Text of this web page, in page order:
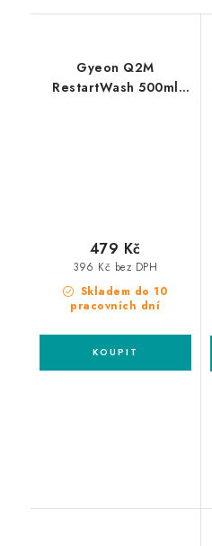
Gyeon Q2M
RestartWash 500ml
Skladem do 10
pracovních dní
396 Kč bez DPH
479 Kč